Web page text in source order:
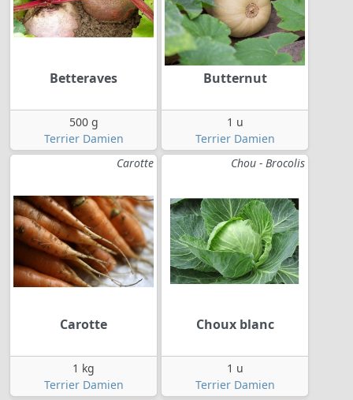
Betteraves
500 g
Terrier Damien
Butternut
1 u
Terrier Damien
Carotte
Carotte
1 kg
Terrier Damien
Chou - Brocolis
Choux blanc
1 u
Terrier Damien